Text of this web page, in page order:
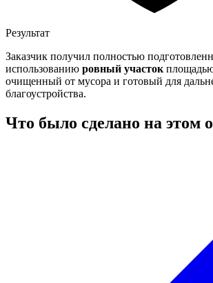
Результат
Заказчик получил полностью
использованию ровный участок
очищенный от мусора и готовый для
благоустройства.
Что было сделано на этом